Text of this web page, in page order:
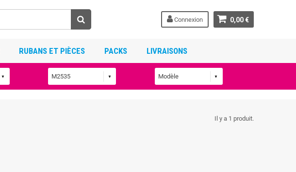
0,00 €
Connexion
RUBANS ET PIÈCES PACKS LIVRAISONS
Il y a 1 produit.